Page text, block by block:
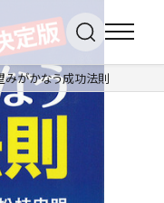
がかなう成功法則